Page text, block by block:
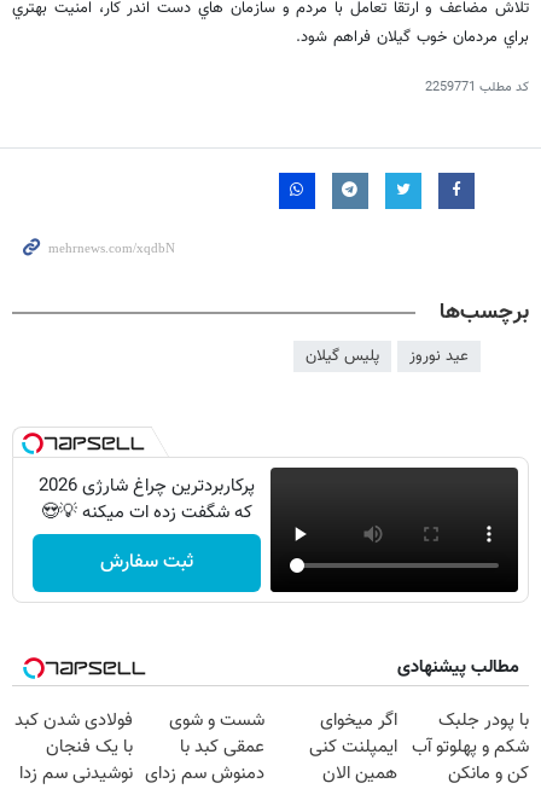
تلاش مضاعف و ارتقا تعامل با مردم و سازمان هاي دست اندر كار، امنيت بهتري
براي مردمان خوب گيلان فراهم شود.
کد مطلب 2259771
برچسب‌ها
عید نوروز پلیس گیلان
پرکاربردترین چراغ شارژی 2026
که شگفت زده ات میکنه 💡😍
ثبت سفارش
مطالب پیشنهادی
با پودر جلبک
شکم و پهلوتو آب
کن و مانکن
اگر میخوای
ایمپلنت کنی
همین الان
شست و شوی
عمقی کبد با
دمنوش سم زدای
فولادی شدن کبد
با یک فنجان
نوشیدنی سم زدا